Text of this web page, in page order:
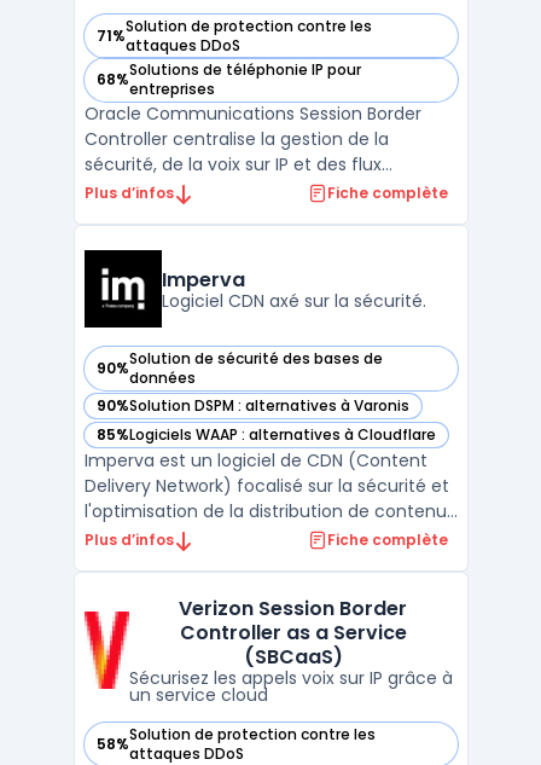
71%Solution de protection contre les
attaques DDoS
— voir Oracle Communications Session Border Controller
68%Solutions de téléphonie IP pour
entreprises
— voir Oracle Communications Session Border Controller
Oracle Communications Session Border
Controller centralise la gestion de la
sécurité, de la voix sur IP et des flux
multimédias pour les opérateurs télécom
aux attaques, assure l’interopérabilité des
systèmes hét ...
Plus d’infos Fiche complète
Imperva
Logiciel CDN axé sur la sécurité.
90%Solution de sécurité des bases de
données
— voir Imperva dans cette catégorie
90%Solution DSPM : alternatives à Varonis
— voir Imperva dans cette catégorie
85%Logiciels WAAP : alternatives à Cloudflare
— voir Imperva dans cette catégorie
Imperva est un logiciel de CDN (Content
Delivery Network) focalisé sur la sécurité et
l'optimisation de la distribution de contenus
digitaux. Sa technologie avancée assure
activement contre diverses menaces en
ligne ...
Plus d’infos Fiche complète
Verizon Session Border
Controller as a Service
(SBCaaS)
Sécurisez les appels voix sur IP grâce à
un service cloud
58%Solution de protection contre les
attaques DDoS
— voir Verizon Session Border Controller as a Service